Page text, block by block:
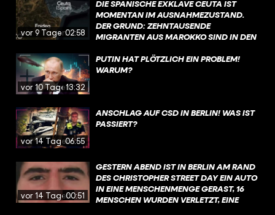
vor 9 Tagen02:58
DIE SPANISCHE EXKLAVE CEUTA IST
MOMENTAN IM AUSNAHMEZUSTAND.
DER GRUND: ZEHNTAUSENDE
MIGRANTEN AUS MAROKKO SIND IN DEN
STADT GELANGT. MEHR ZU DEN
HINTERGRÜNDEN ERFAHRT IHR IN DIESEM
vor 10 Tagen13:32
PUTIN HAT PLÖTZLICH EIN PROBLEM!
WARUM?
vor 14 Tagen06:55
ANSCHLAG AUF CSD IN BERLIN! WAS IST
PASSIERT?
vor 14 Tagen00:51
GESTERN ABEND IST IN BERLIN AM RAND
DES CHRISTOPHER STREET DAY EIN AUTO
IN EINE MENSCHENMENGE GERAST, 16
MENSCHEN WURDEN VERLETZT, EINE